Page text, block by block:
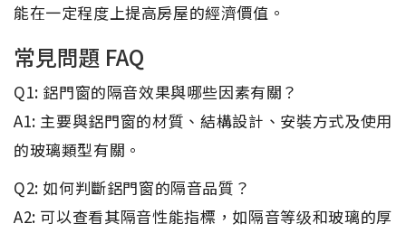
能在一定程度上提高房屋的經濟價值。
常見問題 FAQ
Q1: 鋁門窗的隔音效果與哪些因素有關？
A1: 主要與鋁門窗的材質、結構設計、安裝方式及使用
的玻璃類型有關。
Q2: 如何判斷鋁門窗的隔音品質？
A2: 可以查看其隔音性能指標，如隔音等级和玻璃的厚